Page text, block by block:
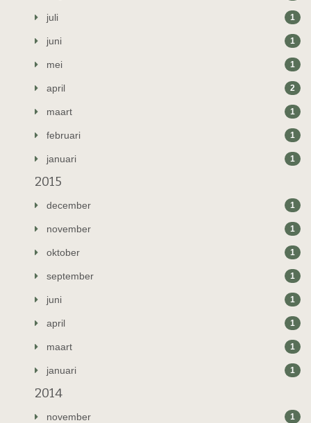
juli 1
juni 1
mei 1
april 2
maart 1
februari 1
januari 1
2015
december 1
november 1
oktober 1
september 1
juni 1
april 1
maart 1
januari 1
2014
november 1